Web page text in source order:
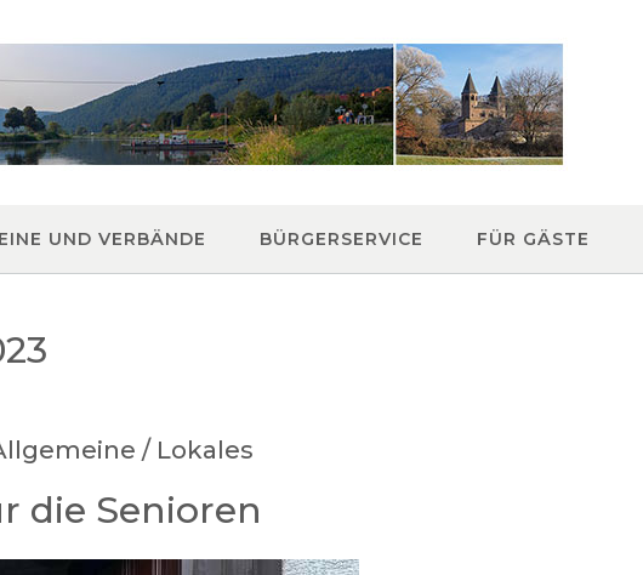
UND VERBÄNDE BÜRGERSERVICE FÜR GÄSTE
/ Lokales
die Senioren